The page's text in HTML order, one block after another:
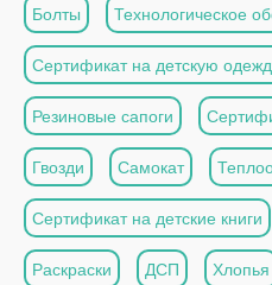
Болты Технологическое
Сертификат на детскую
Резиновые сапоги
Гвозди Самокат
Сертификат на детские книги
Раскраски ДСП Хлопья